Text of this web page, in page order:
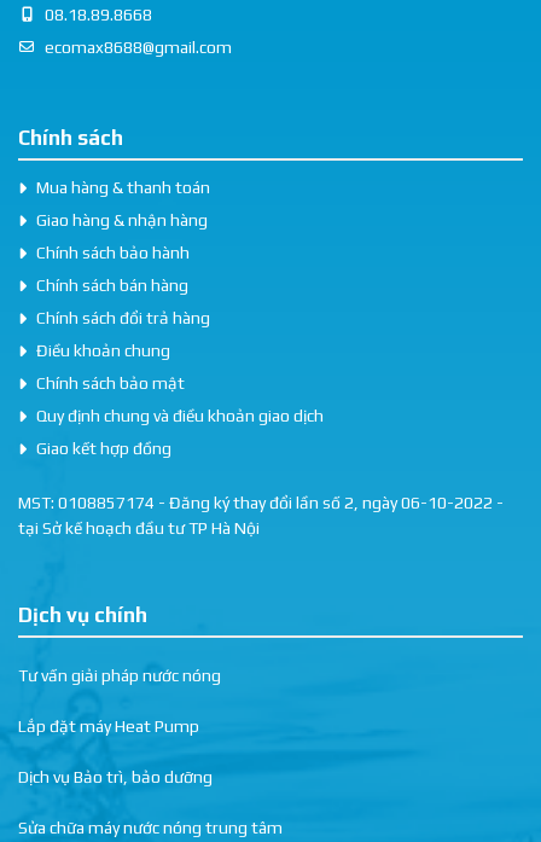
08.18.89.8668
ecomax8688@gmail.com
Chính sách
Mua hàng & thanh toán
Giao hàng & nhận hàng
Chính sách bảo hành
Chính sách bán hàng
Chính sách đổi trả hàng
Điều khoản chung
Chính sách bảo mật
Quy định chung và điều khoản giao dịch
Giao kết hợp đồng
MST: 0108857174 - Đăng ký thay đổi lần số 2, ngày 06-10-2022 -
tại Sở kế hoạch đầu tư TP Hà Nội
Dịch vụ chính
Tư vấn giải pháp nước nóng
Lắp đặt máy Heat Pump
Dịch vụ Bảo trì, bảo dưỡng
Sửa chữa máy nước nóng trung tâm